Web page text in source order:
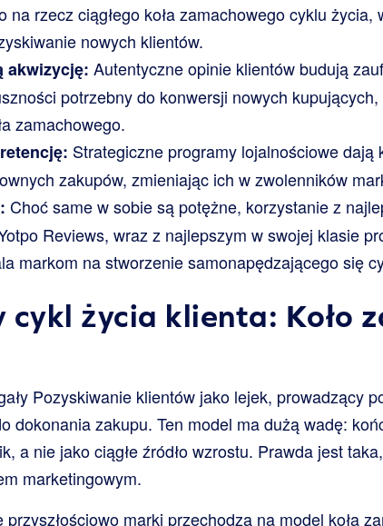
na rzecz ciągłego koła zamachowego cyklu życia,
nowych klientów.
akwizycję: Autentyczne opinie klientów budują
potrzebny do konwersji nowych kupujących,
zamachowego.
Strategiczne programy lojalnościowe dają
zakupów, zmieniając ich w zwolenników
Choć same w sobie są potężne, korzystanie z
Reviews, wraz z najlepszym w swojej klasie
markom na stworzenie samonapędzającego się
cykl życia klienta: Koło
Pozyskiwanie klientów jako lejek, prowadzący
dokonania zakupu. Ten model ma dużą wadę:
a nie jako ciągłe źródło wzrostu. Prawda jest
marketingowym.
przyszłościowo marki przechodzą na model koła